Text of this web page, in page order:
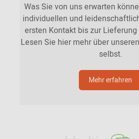
Was Sie von uns erwarten
individuellen und
ersten Kontakt bis zur
Lesen Sie hier mehr über
selbst.
Mehr erfahren